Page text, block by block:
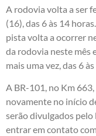
A rodovia volta a ser
(16), das 6 às 14
pista volta a ocorrer
da rodovia neste mês
mais uma vez, das 6
A BR-101, no Km
novamente no início
serão divulgados pelo
entrar em contato